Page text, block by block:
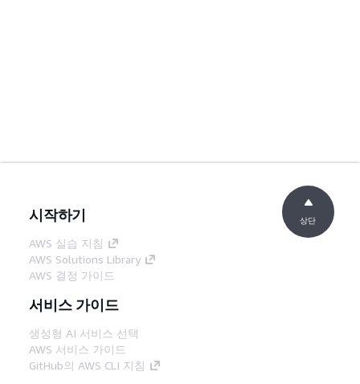
시작하기
AWS 실습 지침
AWS Solutions Library
AWS 결정 가이드
서비스 가이드
생성형 AI 서비스 선택
AWS 서비스 가이드
GitHub의 AWS CLI 지침
상단